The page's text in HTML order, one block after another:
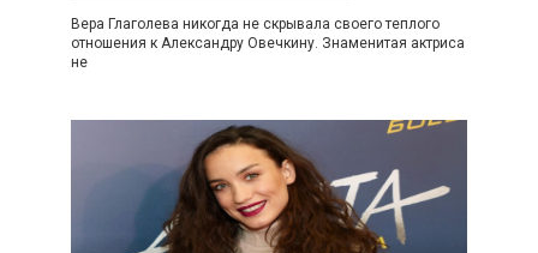
Вера Глаголева никогда не скрывала своего теплого
отношения к Александру Овечкину. Знаменитая актриса
не